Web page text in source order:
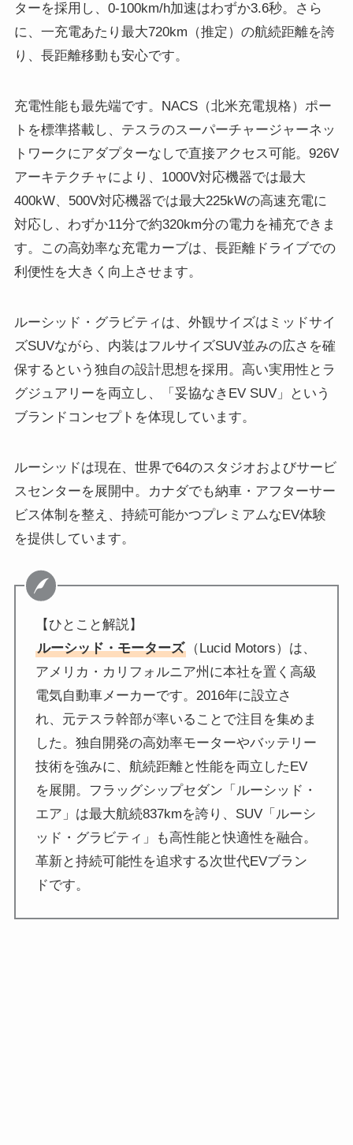
ターを採用し、0-100km/h加速はわずか3.6秒。さら
に、一充電あたり最大720km（推定）の航続距離を誇
り、長距離移動も安心です。
充電性能も最先端です。NACS（北米充電規格）ポー
トを標準搭載し、テスラのスーパーチャージャーネッ
トワークにアダプターなしで直接アクセス可能。926V
アーキテクチャにより、1000V対応機器では最大
400kW、500V対応機器では最大225kWの高速充電に
対応し、わずか11分で約320km分の電力を補充できま
す。この高効率な充電カーブは、長距離ドライブでの
利便性を大きく向上させます。
ルーシッド・グラビティは、外観サイズはミッドサイ
ズSUVながら、内装はフルサイズSUV並みの広さを確
保するという独自の設計思想を採用。高い実用性とラ
グジュアリーを両立し、「妥協なきEV SUV」という
ブランドコンセプトを体現しています。
ルーシッドは現在、世界で64のスタジオおよびサービ
スセンターを展開中。カナダでも納車・アフターサー
ビス体制を整え、持続可能かつプレミアムなEV体験
を提供しています。
【ひとこと解説】
ルーシッド・モーターズ
（Lucid Motors）は、
アメリカ・カリフォルニア州に本社を置く高級
電気自動車メーカーです。2016年に設立さ
れ、元テスラ幹部が率いることで注目を集めま
した。独自開発の高効率モーターやバッテリー
技術を強みに、航続距離と性能を両立したEV
を展開。フラッグシップセダン「ルーシッド・
エア」は最大航続837kmを誇り、SUV「ルーシ
ッド・グラビティ」も高性能と快適性を融合。
革新と持続可能性を追求する次世代EVブラン
ドです。